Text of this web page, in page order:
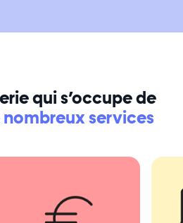
qui s’occupe de
nombreux services